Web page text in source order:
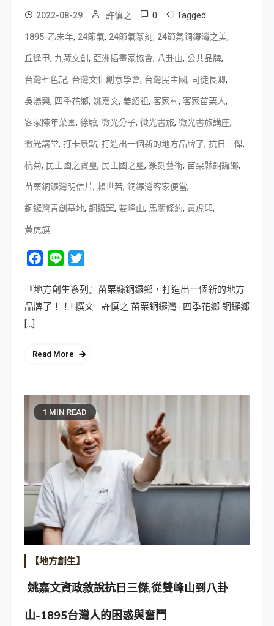
2022-08-29 許慎之 0 Tagged
1895 乙未年, 24節氣, 24節氣篆刻, 24節氣銅鑼灣之美,
丘逢甲, 九藏文創 , 亞洲插畫家協會, 八卦山, 公共品牌,
台灣七色記, 台灣文化創意學會, 台灣民主國, 司徒長卿,
吳湯興, 四季花鄉, 姚嘉文, 姜紹祖, 客家村, 客家苗栗人,
客家陳年菜圃, 徐驤, 微光分子, 微光書旅, 微光書旅講座,
微光講堂, 打卡景點, 打造出一個新的地方品牌了, 抗日三傑,
杭菊, 民主國之寶璽, 民主國之璽, 篆刻藝術, 苗栗縣銅鑼鄉,
苗栗銅鑼灣明信片, 賴世若, 銅鑼灣客家便當,
銅鑼灣青創基地, 銅鑼窯, 雙峰山, 馬關條約, 黃虎印,
黃虎旗
Facebook
Line
『地方創生系列』苗栗縣銅鑼鄉，打造出一個新的地方
品牌了！！! 撰文 許慎之 苗栗銅鑼灣- 四季花鄉 銅鑼鄉
[…]
Read More
1 MIN READ
【地方創生】
姚嘉文資政敘說抗日三傑,從雙峰山到八卦
山-1895台灣人的困惑與奮鬥